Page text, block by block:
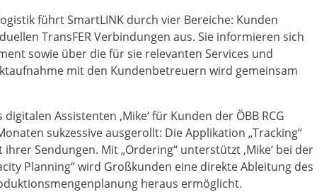
führt SmartLINK durch vier Bereiche: Kunden
TransFER Verbindungen aus. Sie informieren sich
sowie über die für sie relevanten Services und
mit den Kundenbetreuern wird gemeinsam
Assistenten ‚Mike‘ für Kunden der ÖBB RCG
sukzessive ausgerollt: Die Applikation „Tracking“
Sendungen. Mit „Ordering“ unterstützt ‚Mike‘ bei der
Planning“ wird Großkunden eine direkte Ableitung des
heraus ermöglicht.